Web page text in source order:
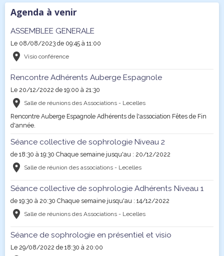
Agenda à venir
ASSEMBLEE GENERALE
Le 08/08/2023 de 09:45 à 11:00
Visio conférence
Rencontre Adhérents Auberge Espagnole
Le 20/12/2022 de 19:00 à 21:30
Salle de réunions des Associations - Lecelles
Rencontre Auberge Espagnole Adhérents de l'association Fêtes de Fin
d'année.
Séance collective de sophrologie Niveau 2
de 18:30 à 19:30 Chaque semaine jusqu'au : 20/12/2022
Salle de réunion des associations - Lecelles
Séance collective de sophrologie Adhérents Niveau 1
de 19:30 à 20:30 Chaque semaine jusqu'au : 14/12/2022
Salle de réunions des Associations - Lecelles
Séance de sophrologie en présentiel et visio
Le 29/08/2022 de 18:30 à 20:00